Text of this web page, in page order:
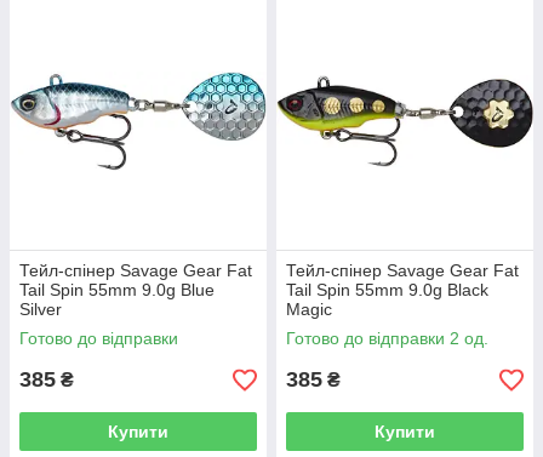
Тейл-спінер Savage Gear Fat
Tail Spin 55mm 9.0g Blue
Silver
Готово до відправки
385 ₴
Купити
Тейл-спінер Savage Gear Fat
Tail Spin 55mm 9.0g Black
Magic
Готово до відправки 2 од.
385 ₴
Купити